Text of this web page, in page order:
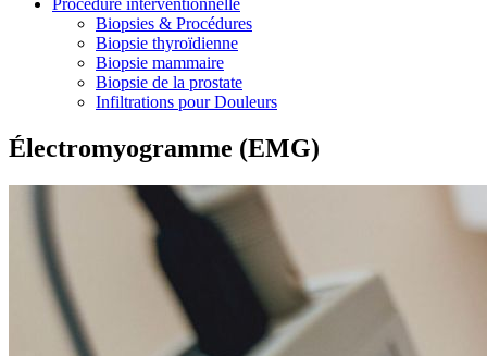
Procédure interventionnelle
Biopsies & Procédures
Biopsie thyroïdienne
Biopsie mammaire
Biopsie de la prostate
Infiltrations pour Douleurs
Électromyogramme (EMG)